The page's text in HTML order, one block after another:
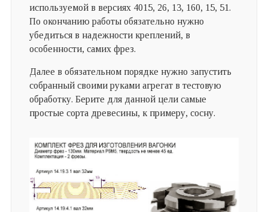
используемой в версиях 4015, 26, 13, 160, 15, 51.
По окончанию работы обязательно нужно
убедиться в надежности креплений, в
особенности, самих фрез.
Далее в обязательном порядке нужно запустить
собранный своими руками агрегат в тестовую
обработку. Берите для данной цели самые
простые сорта древесины, к примеру, сосну.